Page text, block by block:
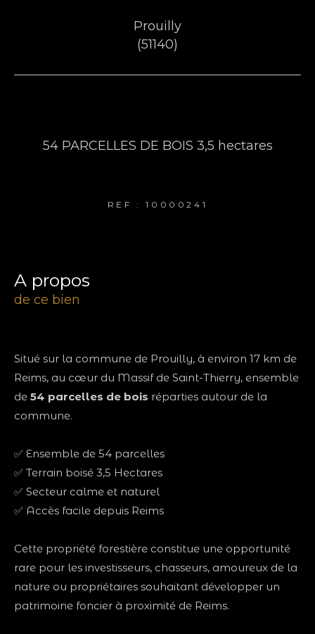
Prouilly
(51140)
54 PARCELLES DE BOIS 3,5 hectares
REF : 10000241
a propos
de ce bien
Situé sur la commune de Prouilly, à environ 17 km de
Reims, au cœur du Massif de Saint-Thierry, ensemble
de 54 parcelles de bois réparties autour de la
commune.
✅ Ensemble de 54 parcelles
✅ Terrain boisé 3,5 Hectares
✅ Secteur calme et naturel
✅ Accès facile depuis Reims
Cette propriété forestière constitue une opportunité
rare pour les investisseurs, chasseurs, amoureux de la
nature ou propriétaires souhaitant développer un
patrimoine foncier à proximité de Reims.